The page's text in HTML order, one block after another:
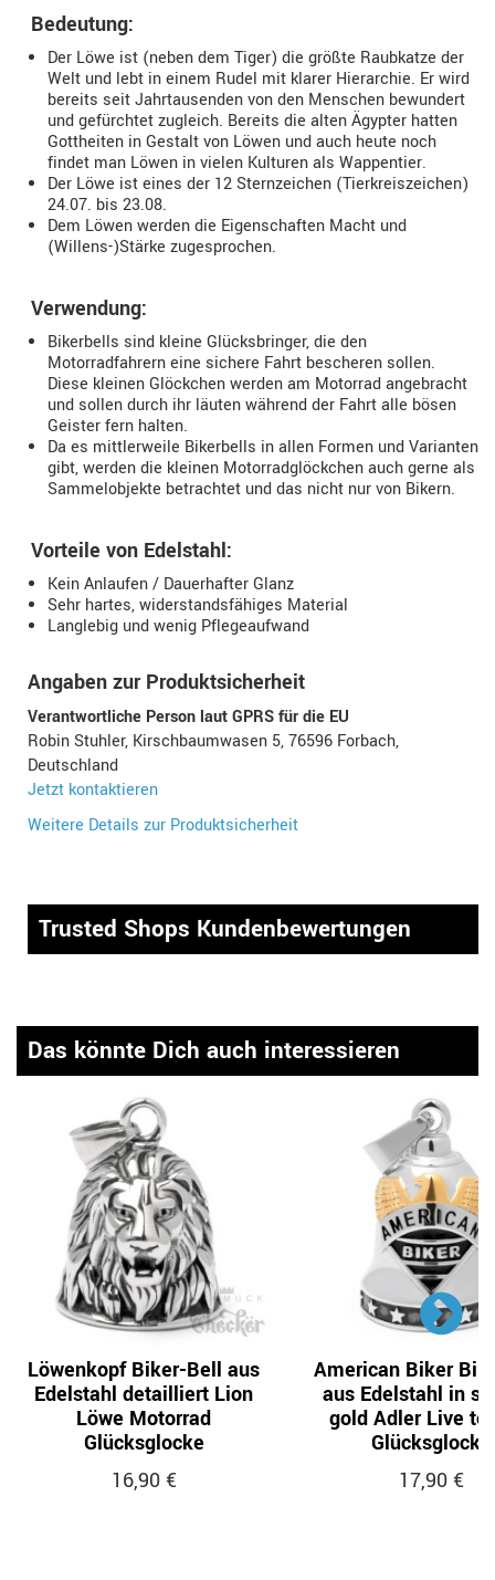
Bedeutung:
Der Löwe ist (neben dem Tiger) die größte Raubkatze der
Welt und lebt in einem Rudel mit klarer Hierarchie. Er wird
bereits seit Jahrtausenden von den Menschen bewundert
und gefürchtet zugleich. Bereits die alten Ägypter hatten
Gottheiten in Gestalt von Löwen und auch heute noch
findet man Löwen in vielen Kulturen als Wappentier.
Der Löwe ist eines der 12 Sternzeichen (Tierkreiszeichen)
24.07. bis 23.08.
Dem Löwen werden die Eigenschaften Macht und
(Willens-)Stärke zugesprochen.
Verwendung:
Bikerbells sind kleine Glücksbringer, die den
Motorradfahrern eine sichere Fahrt bescheren sollen.
Diese kleinen Glöckchen werden am Motorrad angebracht
und sollen durch ihr läuten während der Fahrt alle bösen
Geister fern halten.
Da es mittlerweile Bikerbells in allen Formen und Varianten
gibt, werden die kleinen Motorradglöckchen auch gerne als
Sammelobjekte betrachtet und das nicht nur von Bikern.
Vorteile von Edelstahl:
Kein Anlaufen / Dauerhafter Glanz
Sehr hartes, widerstandsfähiges Material
Langlebig und wenig Pflegeaufwand
Angaben zur Produktsicherheit
Verantwortliche Person laut GPRS für die EU
Robin Stuhler, Kirschbaumwasen 5, 76596 Forbach,
Deutschland
Jetzt kontaktieren
Weitere Details zur Produktsicherheit
Trusted Shops Kundenbewertungen
Das könnte Dich auch interessieren
Löwenkopf Biker-Bell aus
Edelstahl detailliert Lion
Löwe Motorrad
Glücksglocke
16,90 €
American Biker
aus Edelstahl in
gold Adler Live to
Glücksglocke
17,90 €